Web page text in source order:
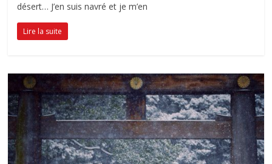
désert… J’en suis navré et je m’en
Lire la suite